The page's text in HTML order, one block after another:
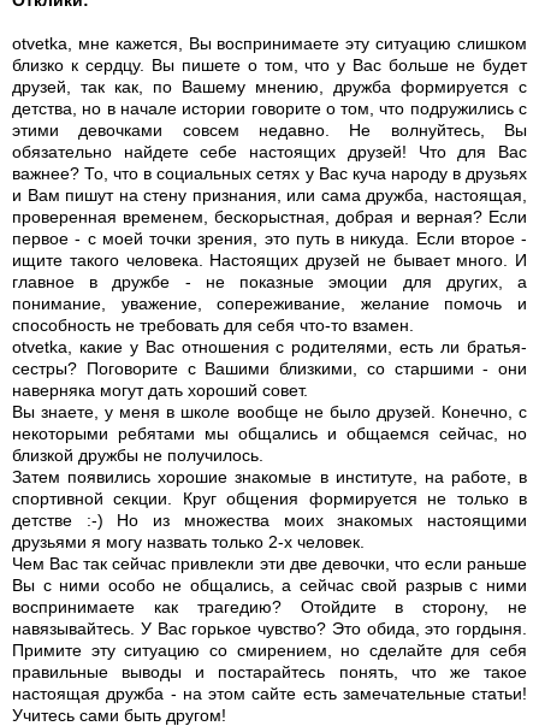
otvetka, мне кажется, Вы воспринимаете эту ситуацию слишком
близко к сердцу. Вы пишете о том, что у Вас больше не будет
друзей, так как, по Вашему мнению, дружба формируется с
детства, но в начале истории говорите о том, что подружились с
этими девочками совсем недавно. Не волнуйтесь, Вы
обязательно найдете себе настоящих друзей! Что для Вас
важнее? То, что в социальных сетях у Вас куча народу в друзьях
и Вам пишут на стену признания, или сама дружба, настоящая,
проверенная временем, бескорыстная, добрая и верная? Если
первое - с моей точки зрения, это путь в никуда. Если второе -
ищите такого человека. Настоящих друзей не бывает много. И
главное в дружбе - не показные эмоции для других, а
понимание, уважение, сопереживание, желание помочь и
способность не требовать для себя что-то взамен.
otvetka, какие у Вас отношения с родителями, есть ли братья-
сестры? Поговорите с Вашими близкими, со старшими - они
наверняка могут дать хороший совет.
Вы знаете, у меня в школе вообще не было друзей. Конечно, с
некоторыми ребятами мы общались и общаемся сейчас, но
близкой дружбы не получилось.
Затем появились хорошие знакомые в институте, на работе, в
спортивной секции. Круг общения формируется не только в
детстве :-) Но из множества моих знакомых настоящими
друзьями я могу назвать только 2-х человек.
Чем Вас так сейчас привлекли эти две девочки, что если раньше
Вы с ними особо не общались, а сейчас свой разрыв с ними
воспринимаете как трагедию? Отойдите в сторону, не
навязывайтесь. У Вас горькое чувство? Это обида, это гордыня.
Примите эту ситуацию со смирением, но сделайте для себя
правильные выводы и постарайтесь понять, что же такое
настоящая дружба - на этом сайте есть замечательные статьи!
Учитесь сами быть другом!